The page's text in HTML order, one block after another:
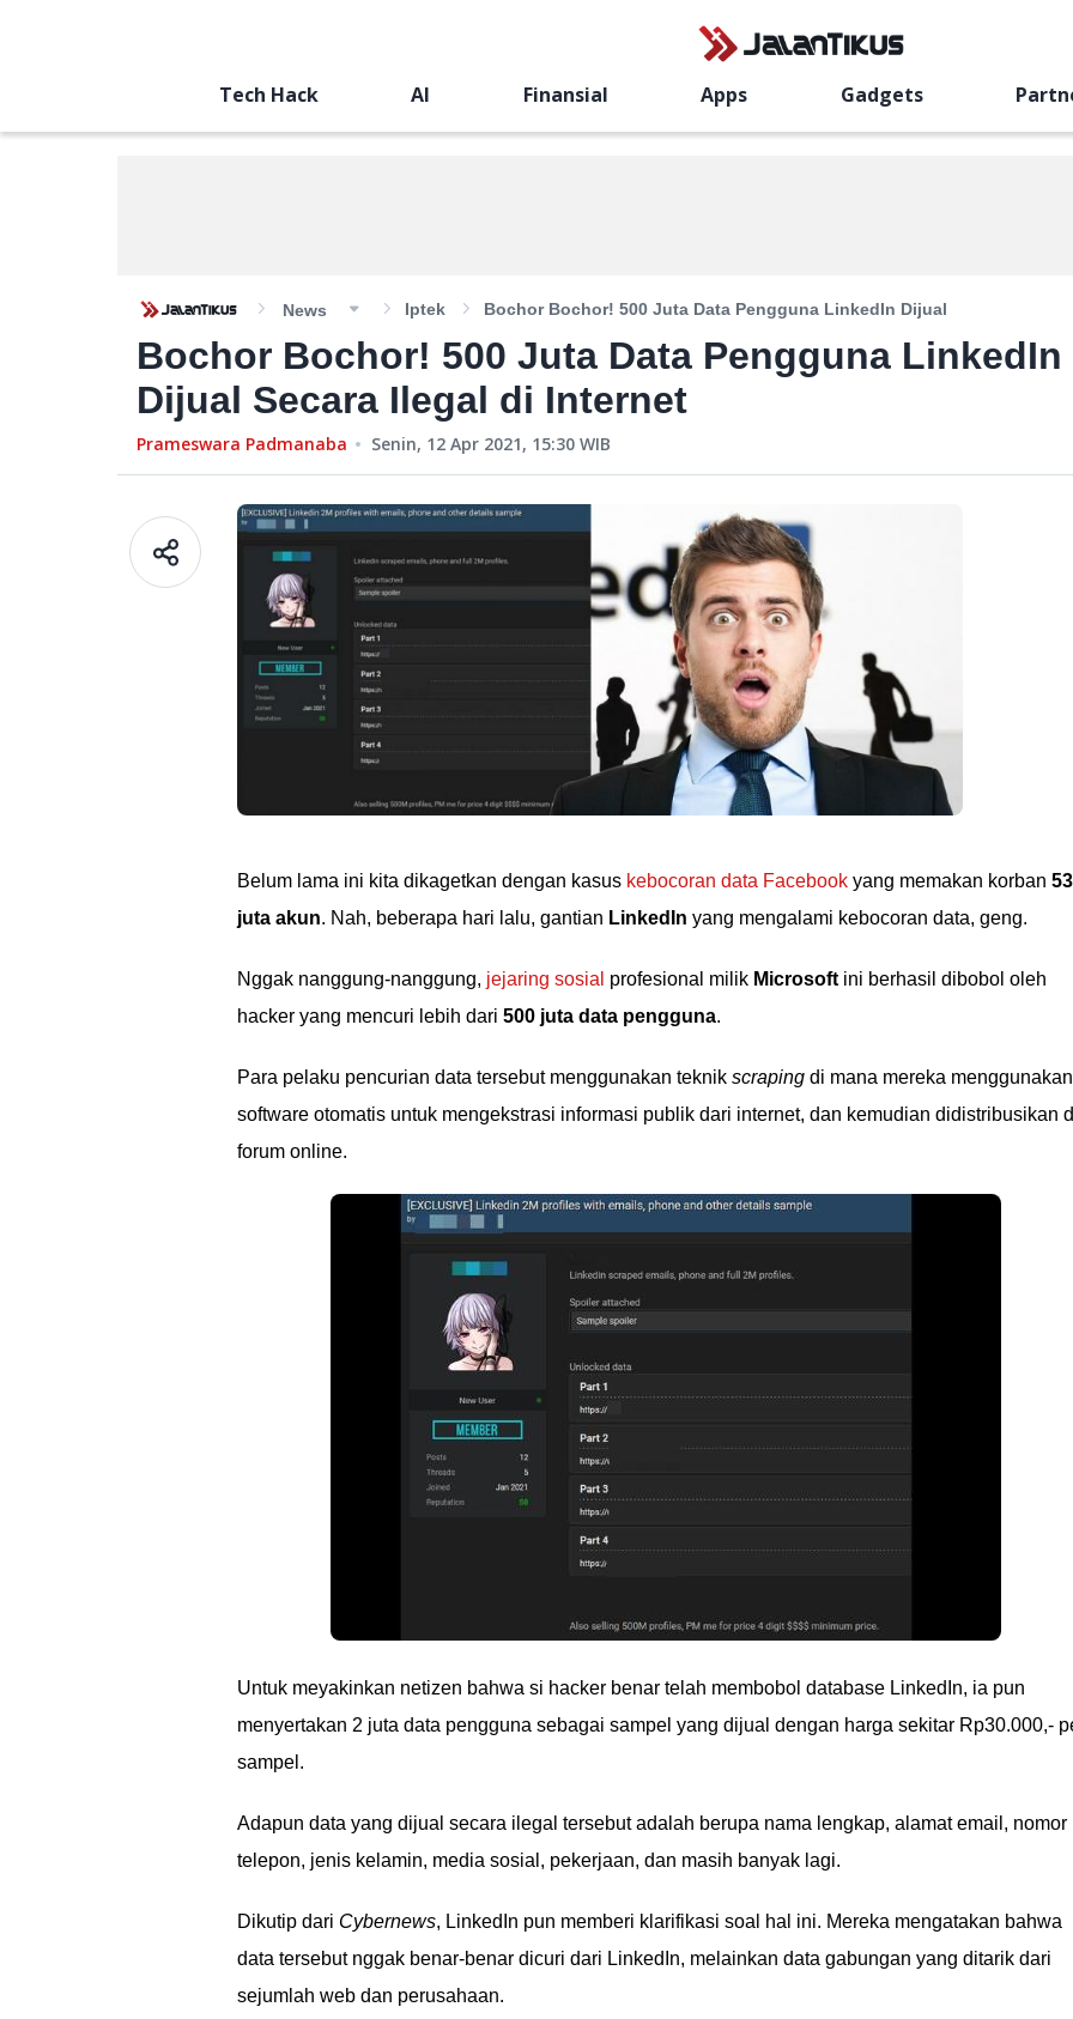
Tech Hack AI Finansial Apps Gadgets
News Iptek Bochor Bochor! 500 Juta Data Pengguna LinkedIn Dijual
Bochor Bochor! 500 Juta Data Pengguna LinkedIn
Dijual Secara Ilegal di Internet
Prameswara Padmanaba Senin, 12 Apr 2021, 15:30 WIB
Belum lama ini kita dikagetkan dengan kasus kebocoran data Facebook yang memakan korban
juta akun. Nah, beberapa hari lalu, gantian LinkedIn yang mengalami kebocoran data, geng.
Nggak nanggung-nanggung, jejaring sosial profesional milik Microsoft ini berhasil dibobol oleh
hacker yang mencuri lebih dari 500 juta data pengguna.
Para pelaku pencurian data tersebut menggunakan teknik scraping di mana mereka menggunakan
software otomatis untuk mengekstrasi informasi publik dari internet, dan kemudian didistribusikan
forum online.
Untuk meyakinkan netizen bahwa si hacker benar telah membobol database LinkedIn, ia pun
menyertakan 2 juta data pengguna sebagai sampel yang dijual dengan harga sekitar Rp30.000,-
sampel.
Adapun data yang dijual secara ilegal tersebut adalah berupa nama lengkap, alamat email, nomor
telepon, jenis kelamin, media sosial, pekerjaan, dan masih banyak lagi.
Dikutip dari Cybernews, LinkedIn pun memberi klarifikasi soal hal ini. Mereka mengatakan bahwa
data tersebut nggak benar-benar dicuri dari LinkedIn, melainkan data gabungan yang ditarik dari
sejumlah web dan perusahaan.